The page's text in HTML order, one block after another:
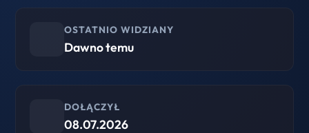
OSTATNIO WIDZIANY
Dawno temu
DOŁĄCZYŁ
08.07.2026